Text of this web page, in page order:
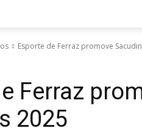
Esporte de Ferraz promove
Ferraz
2025